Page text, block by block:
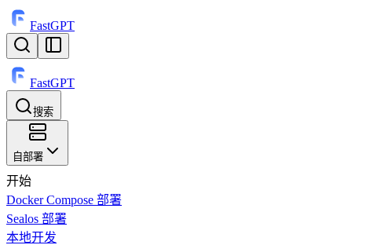
FastGPT
FastGPT
搜索
⌘K
自部署
开始
Docker Compose 部署
Sealos 部署
本地开发